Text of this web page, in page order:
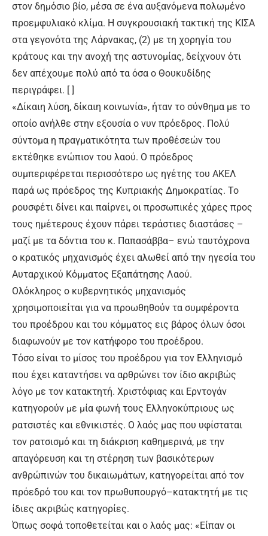
στον δημόσιο βίο, μέσα σε ένα αυξανόμενα πολωμένο
προεμφυλιακό κλίμα. Η συγκρουσιακή τακτική της ΚΙΣΑ
στα γεγονότα της Λάρνακας, (2) με τη χορηγία του
κράτους και την ανοχή της αστυνομίας, δείχνουν ότι
δεν απέχουμε πολύ από τα όσα ο Θουκυδίδης
περιγράφει. [ ]
«Δίκαιη λύση, δίκαιη κοινωνία», ήταν το σύνθημα με το
οποίο ανήλθε στην εξουσία ο νυν πρόεδρος. Πολύ
σύντομα η πραγματικότητα των προθέσεών του
εκτέθηκε ενώπιον του λαού. Ο πρόεδρος
συμπεριφέρεται περισσότερο ως ηγέτης του ΑΚΕΛ
παρά ως πρόεδρος της Κυπριακής Δημοκρατίας. Το
ρουσφέτι δίνει και παίρνει, οι προσωπικές χάρες προς
τους ημέτερους έχουν πάρει τεράστιες διαστάσες –
μαζί με τα δόντια του κ. Παπασάββα– ενώ ταυτόχρονα
ο κρατικός μηχανισμός έχει αλωθεί από την ηγεσία του
Αυταρχικού Κόμματος Εξαπάτησης Λαού.
Ολόκληρος ο κυβερνητικός μηχανισμός
χρησιμοποιείται για να προωθηθούν τα συμφέροντα
του προέδρου και του κόμματος εις βάρος όλων όσοι
διαφωνούν με τον κατήφορο του προέδρου.
Τόσο είναι το μίσος του προέδρου για τον Ελληνισμό
που έχει καταντήσει να αρθρώνει τον ίδιο ακριβώς
λόγο με τον κατακτητή. Χριστόφιας και Ερντογάν
κατηγορούν με μία φωνή τους Ελληνοκύπριους ως
ρατσιστές και εθνικιστές. Ο λαός μας που υφίσταται
τον ρατσισμό και τη διάκριση καθημερινά, με την
απαγόρευση και τη στέρηση των βασικότερων
ανθρώπινών του δικαιωμάτων, κατηγορείται από τον
πρόεδρό του και τον πρωθυπουργό–κατακτητή με τις
ίδιες ακριβώς κατηγορίες.
Όπως σοφά τοποθετείται και ο λαός μας: «Είπαν οι